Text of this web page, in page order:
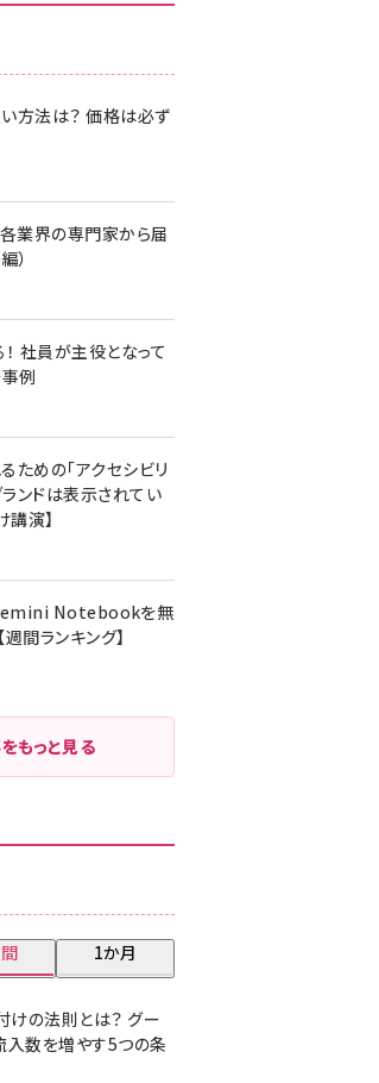
(1622)
(1275)
方法は？ 価格は必ず
業界の専門家から届
）
社員が主役となって
例
ための「アクセシビリ
ンドは表示されてい
講演】
Notebookを無
間ランキング】
もっと見る
1か月
けの法則とは？ グー
入数を増やす5つの条